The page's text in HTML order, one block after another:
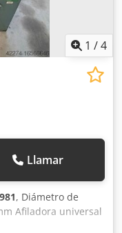
1 /4
Llamar
, Diámetro de
Afiladora universal
Hwn Aox Agkea